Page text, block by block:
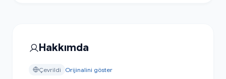
Hakkımda
Çevrildi Orijinalini göster